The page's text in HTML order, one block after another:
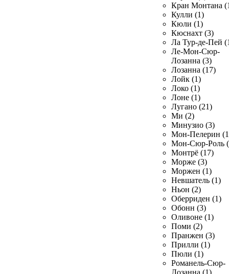
Кран Монтана
Кулли (1)
Кюли (1)
Кюснахт (3)
Ла Тур-де-Пей
Ле-Мон-Сюр-
Лозанна (3)
Лозанна (17)
Лойк (1)
Локо (1)
Лоне (1)
Лугано (21)
Ми (2)
Минузио (3)
Мон-Пелерин
Мон-Сюр-Роль
Монтрё (17)
Морже (3)
Моржен (1)
Невшатель (1)
Ньон (2)
Оберриден (1)
Обонн (3)
Оливоне (1)
Поми (2)
Пранжен (3)
Прилли (1)
Пюли (1)
Романель-Сюр-
Лозанна (1)